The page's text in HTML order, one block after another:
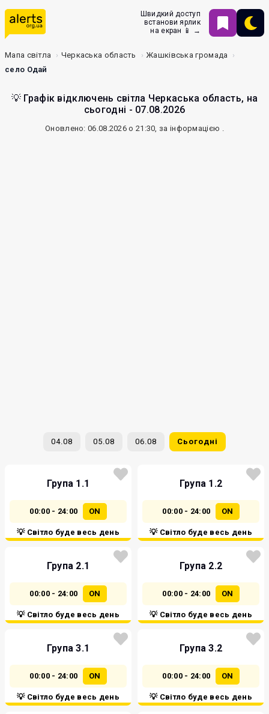
Швидкий доступ
встанови ярлик
на екран 📱 →
Мапа світла Черкаська область
Жашківська громада
село Одай
💡 Графік відключень світла Черкаська область, на
сьогодні - 07.08.2026
Оновлено: 06.08.2026 о 21:30, за інформацією .
04.08 05.08 06.08 Сьогодні
Група 1.1
00:00 - 24:00 ON
💡 Світло буде весь день
Група 1.2
00:00 - 24:00 ON
💡 Світло буде весь день
Група 2.1
00:00 - 24:00 ON
💡 Світло буде весь день
Група 2.2
00:00 - 24:00 ON
💡 Світло буде весь день
Група 3.1
00:00 - 24:00 ON
💡 Світло буде весь день
Група 3.2
00:00 - 24:00 ON
💡 Світло буде весь день